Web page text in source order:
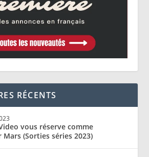
RÉCENTS
vous réserve comme
(Sorties séries 2023)